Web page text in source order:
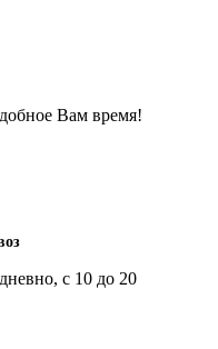
Вам время!
с 10 до 20